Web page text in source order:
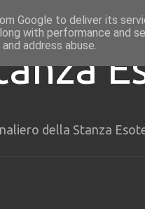
della Stanza
Google to deliver its
with performance and
address abuse.